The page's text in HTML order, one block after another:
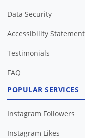
Data Security
Accessibility Statement
Testimonials
FAQ
POPULAR SERVICES
Instagram Followers
Instagram Likes